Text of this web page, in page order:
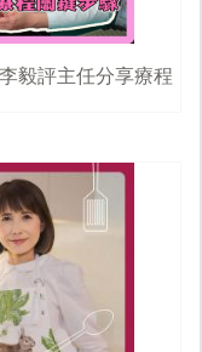
毅評主任分享療程